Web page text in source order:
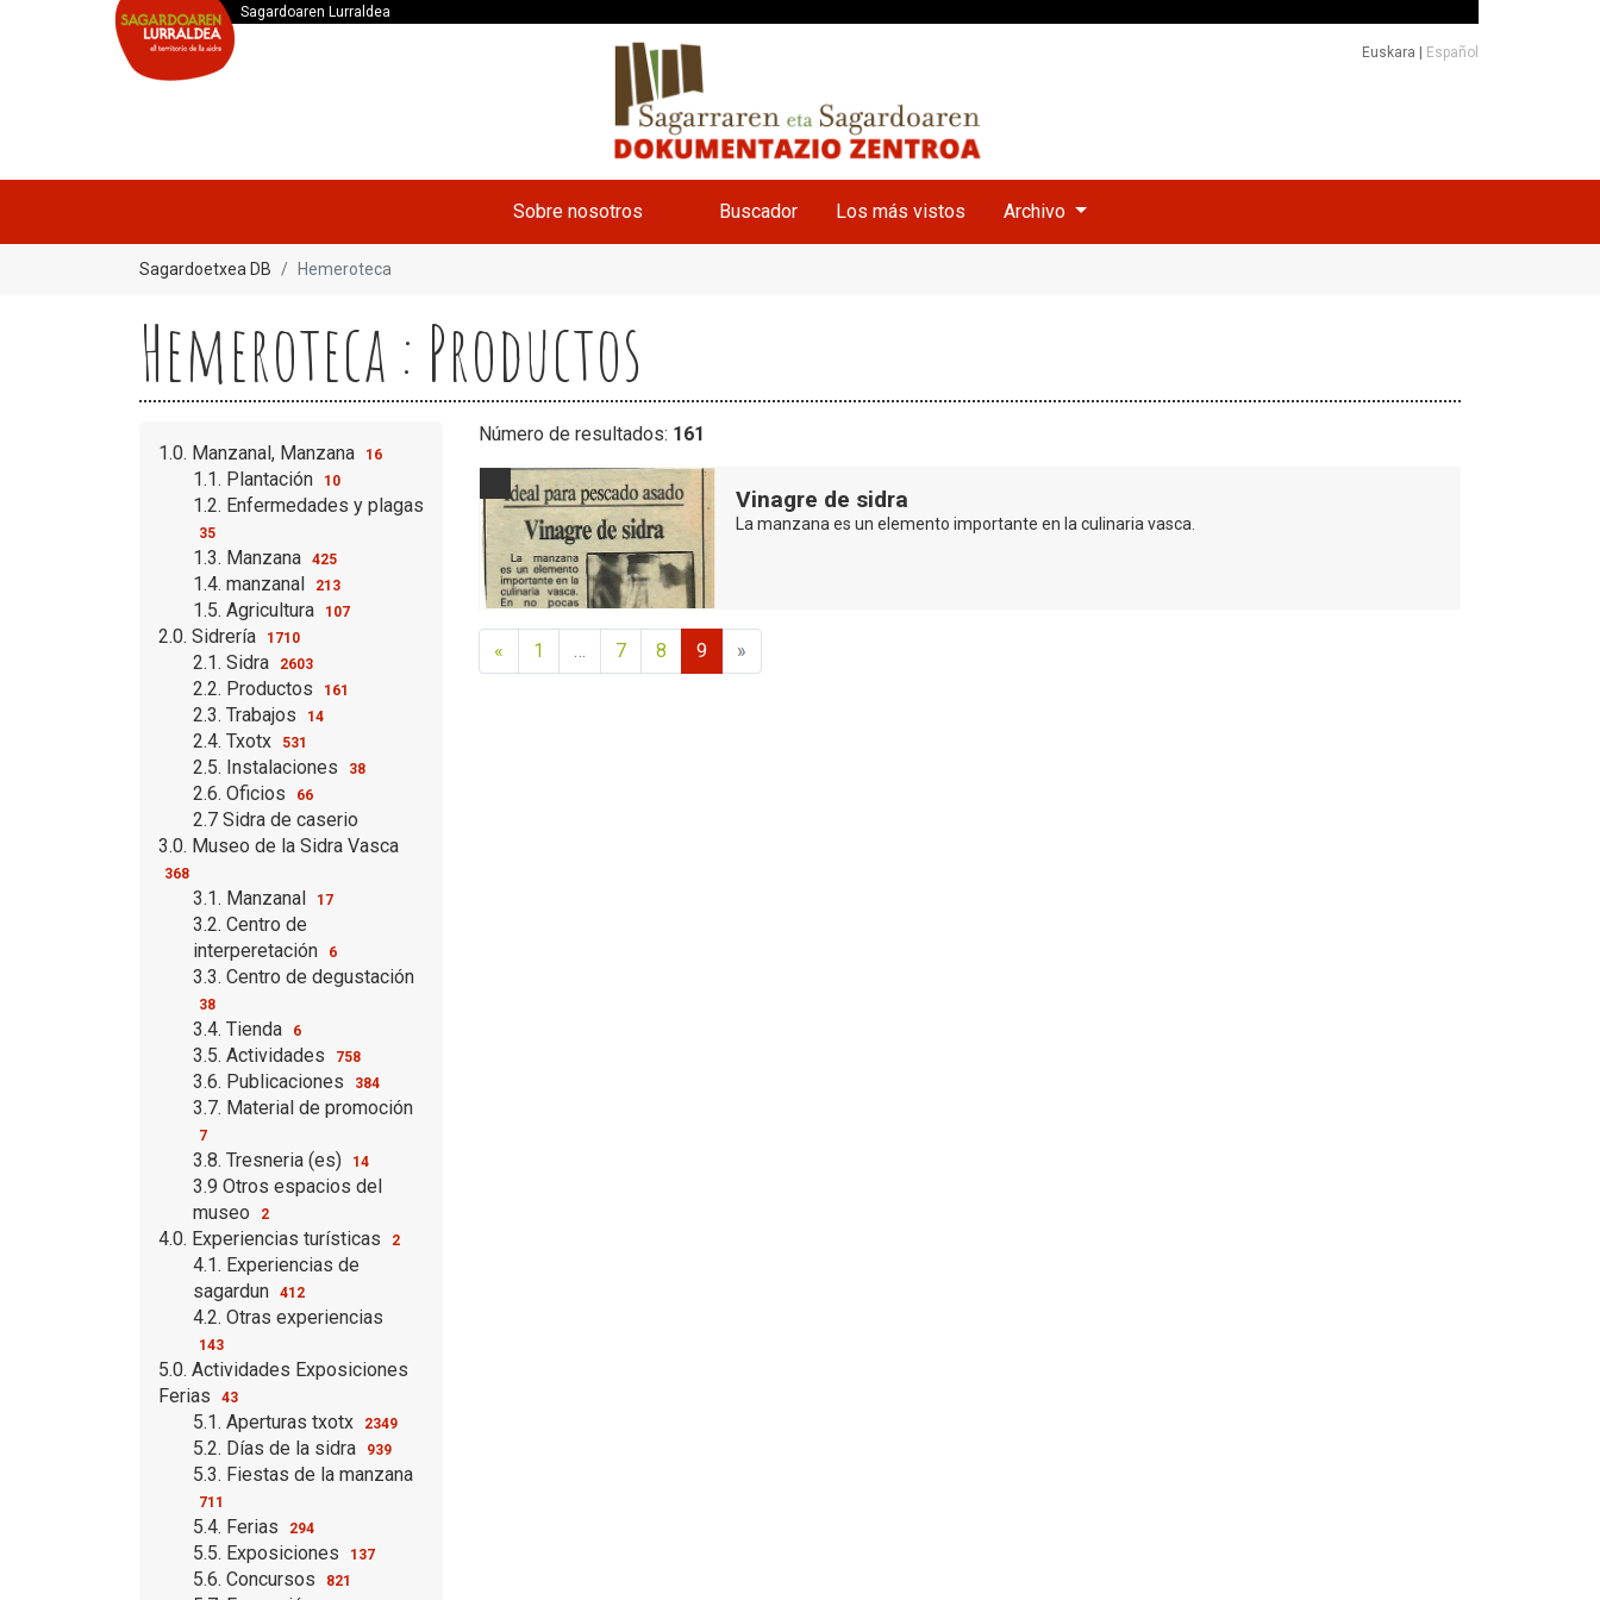
Sagardoaren Lurraldea
Euskara Español
Sobre nosotros Buscador Los más vistos Archivo
Sagardoetxea DB Hemeroteca
Hemeroteca : Productos
1.0. Manzanal, Manzana 16
1.1. Plantación 10
1.2. Enfermedades y plagas
35
1.3. Manzana 425
1.4. manzanal 213
1.5. Agricultura 107
2.0. Sidrería 1710
2.1. Sidra 2603
2.2. Productos 161
2.3. Trabajos 14
2.4. Txotx 531
2.5. Instalaciones 38
2.6. Oficios 66
2.7 Sidra de caserio
3.0. Museo de la Sidra Vasca
368
3.1. Manzanal 17
3.2. Centro de
interperetación
6
3.3. Centro de degustación
38
3.4. Tienda 6
3.5. Actividades 758
3.6. Publicaciones 384
3.7. Material de promoción
7
3.8. Tresneria (es) 14
3.9 Otros espacios del
museo
2
4.0. Experiencias turísticas 2
4.1. Experiencias de
sagardun
412
4.2. Otras experiencias
143
5.0. Actividades Exposiciones
Ferias
43
5.1. Aperturas txotx 2349
5.2. Días de la sidra 939
5.3. Fiestas de la manzana
711
5.4. Ferias 294
5.5. Exposiciones 137
5.6. Concursos 821
Número de resultados: 161
Vinagre de sidra
La manzana es un elemento importante en la culinaria vasca.
« 1 7 8 9 »